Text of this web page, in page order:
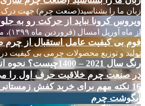
زبان ما را بشناسید(صنعت چرم) جهت درک
ویروس کرونا نباید از حرکت رو به
از ماه آوریل امسال (فروردین ماه ۱۳۹۹)، ما 14 ساعت توسط انجمن های چرم ایتالیا
فوم بی کیفیت عامل استقبال از چرم
تولید و توزیع محصولات چرمی بی کیفیت
رنگ سال 2021 – 1400چیست؟ نحوه انتخاب آن چگونه است؟
در صنعت چرم خلاقیت حرف اول را
16 نکته مهم برای خرید کفش زمستانی زنانه
آبگوشت چرم